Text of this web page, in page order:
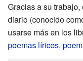
Gracias a su
diario (conocido
usarse más en los
poemas líricos,